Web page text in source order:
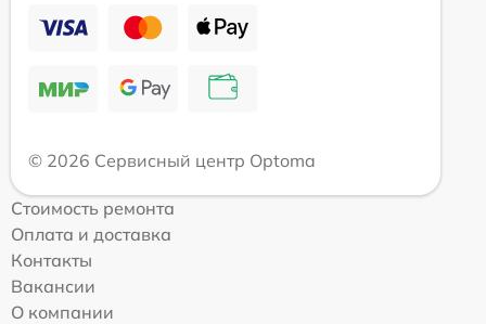
© 2026 Сервисный центр Optoma
Стоимость ремонта
Оплата и доставка
Контакты
Вакансии
О компании